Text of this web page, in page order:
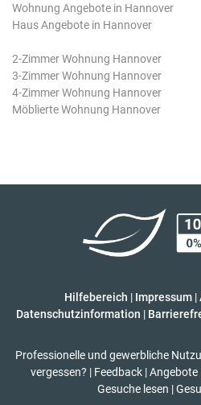
Wohnung Angebote in Hannover
Haus Angebote in Hannover
2-Zimmer Wohnung Hannover
3-Zimmer Wohnung Hannover
4-Zimmer Wohnung Hannover
Möblierte Wohnung Hannover
Hilfebereich | Impressum |
Datenschutzinformation |
Professionelle und gewerbliche
vergessen? | Feedback | Angebote
Gesuche lesen |